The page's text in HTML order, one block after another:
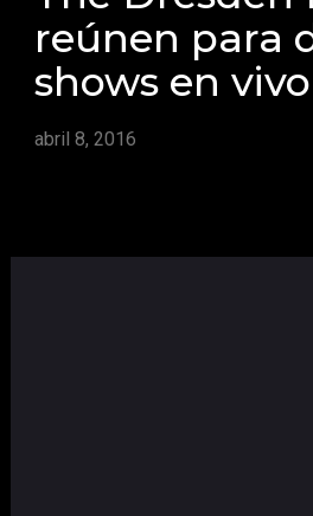
reúnen para
shows en vivo
abril 8, 2016